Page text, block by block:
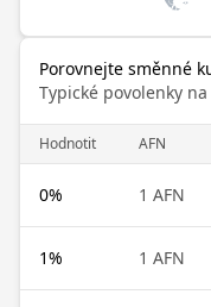
Porovnejte směnné
Typické povolenky
Hodnotit AFN
0% 1 AFN
1% 1 AFN